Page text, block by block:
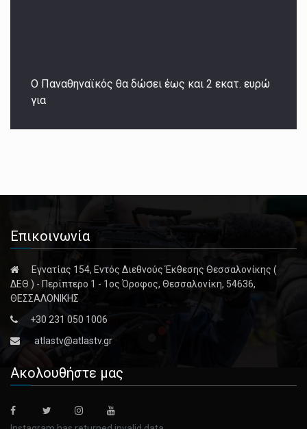
Ο Παναθηναϊκός θα δώσει έως και 2 εκατ. ευρώ
για
Επικοινωνία
Εγνατίας 154, Εντός Διεθνούς Έκθεσης Θεσσαλονίκης (
ΔΕΘ ) - Περίπτερο 1 - 1ος Όροφος, Θεσσαλονίκη, 54636,
ΘΕΣΣΑΛΟΝΙΚΗΣ
+30 231 050 1006
atlastv@atlastv.gr
Ακολουθήστε μας